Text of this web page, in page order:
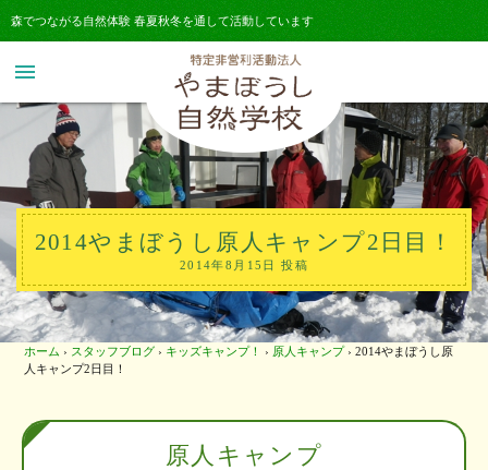
森でつながる自然体験 春夏秋冬を通して活動しています
menu
2014やまぼうし原人キャンプ2日目！
2014年8月15日 投稿
ホーム › スタッフブログ › キッズキャンプ！ › 原人キャンプ › 2014やまぼうし原
人キャンプ2日目！
原人キャンプ